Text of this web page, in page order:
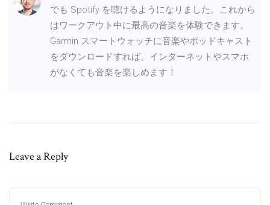
でも Spotify を聴けるようになりました。これから
はワークアウト中に最高の音楽を体験できます。
Garmin スマートウォッチに音楽やポッドキャスト
をダウンロードすれば、インターネットやスマホ
がなくても音楽を楽しめます！
Leave a Reply